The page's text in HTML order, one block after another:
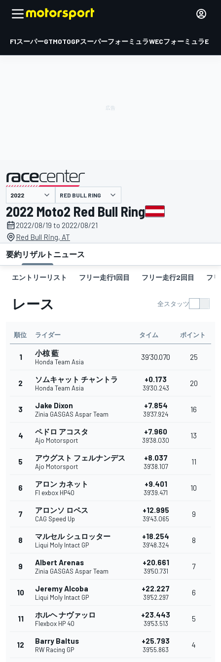
F1スーパーGTMOTOGPスーパーフォーミュラWECフォーミュラE
主催 RED BULL RING
2022 Moto2 Red Bull Ring
2022/08/19 to 2022/08/21
Red Bull Ring, AT
要約リザルト ニュース
エントリーリスト フリー走行1回目 フリー走行2回目 フ
レース 全スタッツ
順位 ライダー タイム ポイント
1 小椋 藍
Honda Team Asia
39'30.070 25
2 ソムキャット チャントラ
Honda Team Asia
+0.173
39'30.243
20
3 Jake Dixon
Zinia GASGAS Aspar Team
+7.854
39'37.924
16
4 ペドロ アコスタ
Ajo Motorsport
+7.960
39'38.030
13
5 アウグスト フェルナンデス
Ajo Motorsport
+8.037
39'38.107
11
6 アロン カネット
Fl exbox HP40
+9.401
39'39.471
10
7 アロンソ ロペス
CAG Speed Up
+12.995
39'43.065
9
8 マルセル シュロッター
Liqui Moly Intact GP
+18.254
39'48.324
8
9 Albert Arenas
Zinia GASGAS Aspar Team
+20.661
39'50.731
7
10 Jeremy Alcoba
Liqui Moly Intact GP
+22.227
39'52.297
6
11 ホルヘ ナヴァッロ
Flexbox HP 40
+23.443
39'53.513
5
12 Barry Baltus
RW Racing GP
+25.793
39'55.863
4